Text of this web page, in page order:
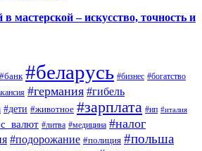
мастерской – искусство, точность и
#банк #беларусь #бизнес #богатство
#германия #гибель
#дети #животное #зарплата #ип #италия
#литва #медицина #налог
#подорожание #полиция #польша